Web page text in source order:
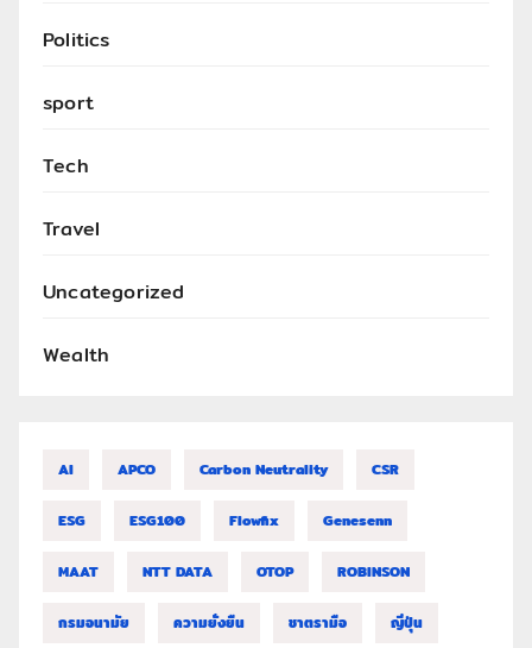
Politics
sport
Tech
Travel
Uncategorized
Wealth
AI APCO Carbon Neutrality CSR
ESG ESG100 Flowfix Genesenn
MAAT NTT DATA OTOP ROBINSON
กรมอนามัย ความยั่งยืน ชาตรามือ ญี่ปุ่น